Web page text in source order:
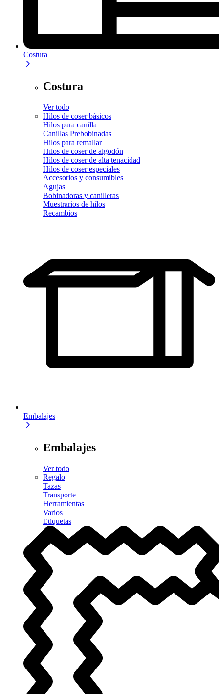
Costura
Costura
Ver todo
Hilos de coser básicos
Hilos para canilla
Canillas Prebobinadas
Hilos para remallar
Hilos de coser de algodón
Hilos de coser de alta tenacidad
Hilos de coser especiales
Accesorios y consumibles
Agujas
Bobinadoras y canilleras
Muestrarios de hilos
Recambios
Embalajes
Embalajes
Ver todo
Regalo
Tazas
Transporte
Herramientas
Varios
Etiquetas